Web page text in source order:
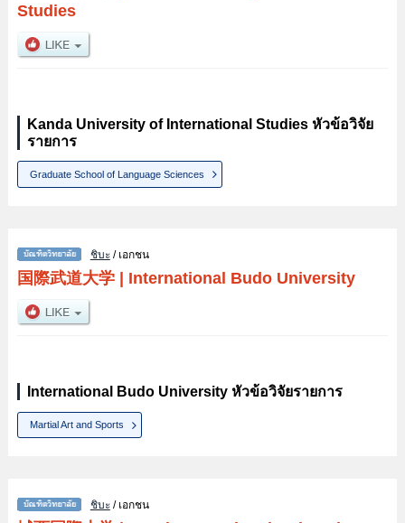
Studies
Kanda University of International Studies หัวข้อวิจัย
รายการ
Graduate School of Language Sciences
ชิบะ/ เอกชน
国際武道大学| International Budo University
International Budo University หัวข้อวิจัยรายการ
Martial Art and Sports
ชิบะ/ เอกชน